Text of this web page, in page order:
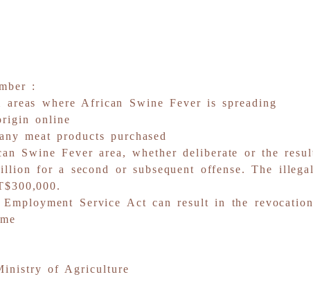
:
where African Swine Fever is spreading
online
meat products purchased
Swine Fever area, whether deliberate or the
for a second or subsequent offense. The
Service Act can result in the
of Agriculture